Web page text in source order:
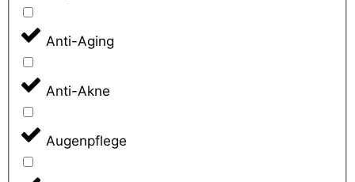
Anti-Aging
Anti-Akne
Augenpflege